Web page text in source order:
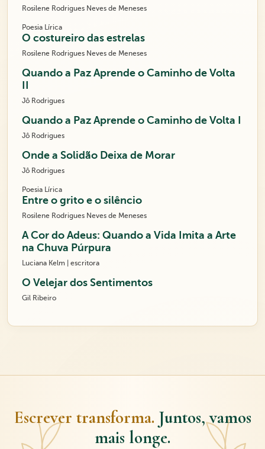
Rosilene Rodrigues Neves de Meneses
Poesia Lírica
O costureiro das estrelas
Rosilene Rodrigues Neves de Meneses
Quando a Paz Aprende o Caminho de Volta
Jô Rodrigues
Quando a Paz Aprende o Caminho de Volta I
Jô Rodrigues
Onde a Solidão Deixa de Morar
Jô Rodrigues
Poesia Lírica
Entre o grito e o silêncio
Rosilene Rodrigues Neves de Meneses
A Cor do Adeus: Quando a Vida Imita a Arte
na Chuva Púrpura
Luciana Kelm | escritora
O Velejar dos Sentimentos
Gil Ribeiro
Escrever transforma. Juntos, vamos
mais longe.